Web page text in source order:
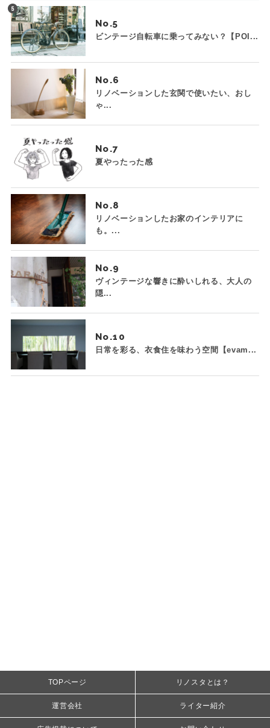
No.
ビンテージ自転車に乗ってみない？【POI...
No.
リノベーションした玄関で使いたい、おし
ゃ...
No.
夏やったった感
No.
リノベーションしたお家のインテリアに
も。...
No.
ヴィンテージな響きに酔いしれる、大人の
隠...
No.
日常を彩る、衣食住を味わう空間【evam...
TOPページ リノスタとは？
運営会社 ライター紹介